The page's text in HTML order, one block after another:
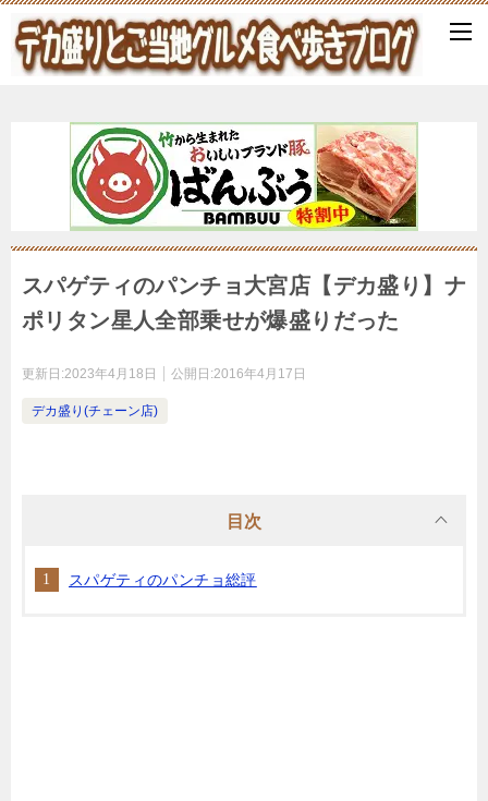
スパゲティのパンチョ大宮店【デカ盛り】ナ
ポリタン星人全部乗せが爆盛りだった
更新日:2023年4月18日 公開日:2016年4月17日
デカ盛り(チェーン店)
目次
スパゲティのパンチョ総評